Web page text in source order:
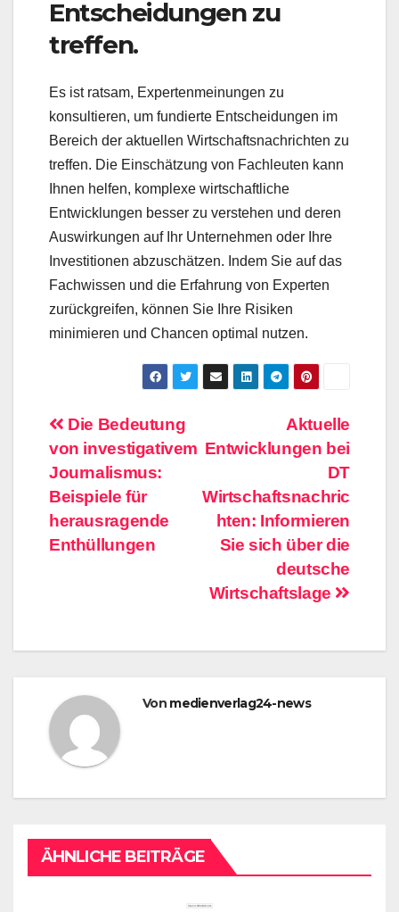
Entscheidungen zu
treffen.
Es ist ratsam, Expertenmeinungen zu
konsultieren, um fundierte Entscheidungen im
Bereich der aktuellen Wirtschaftsnachrichten zu
treffen. Die Einschätzung von Fachleuten kann
Ihnen helfen, komplexe wirtschaftliche
Entwicklungen besser zu verstehen und deren
Auswirkungen auf Ihr Unternehmen oder Ihre
Investitionen abzuschätzen. Indem Sie auf das
Fachwissen und die Erfahrung von Experten
zurückgreifen, können Sie Ihre Risiken
minimieren und Chancen optimal nutzen.
BeitragsnavigationAktuelle
Entwicklungen bei
DT
Wirtschaftsnachric
hten: Informieren
Sie sich über die
deutsche
Wirtschaftslage
Die Bedeutung
von investigativem
Journalismus:
Beispiele für
herausragende
Enthüllungen
Von medienverlag24-news
ÄHNLICHE BEITRÄGE